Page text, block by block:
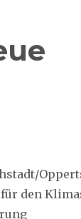
den